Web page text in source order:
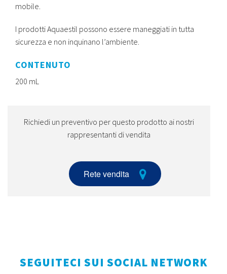
mobile.
I prodotti Aquaestil possono essere maneggiati in tutta
sicurezza e non inquinano l’ambiente.
CONTENUTO
200 mL
Richiedi un preventivo per questo prodotto ai nostri
rappresentanti di vendita
Rete vendita
SEGUITECI SUI SOCIAL NETWORK